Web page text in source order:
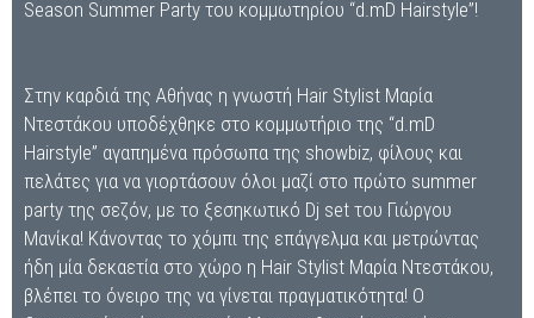
Season Summer Party του κομμωτηρίου “d.mD Hairstyle”!
Στην καρδιά της Αθήνας η γνωστή Hair Stylist Μαρία
Ντεστάκου υποδέχθηκε στο κομμωτήριο της “d.mD
Hairstyle” αγαπημένα πρόσωπα της showbiz, φίλους και
πελάτες για να γιορτάσουν όλοι μαζί στο πρώτο summer
party της σεζόν, με το ξεσηκωτικό Dj set του Γιώργου
Μανίκα! Κάνοντας το χόμπι της επάγγελμα και μετρώντας
ήδη μία δεκαετία στο χώρο η Hair Stylist Μαρία Ντεστάκου,
βλέπει το όνειρο της να γίνεται πραγματικότητα! Ο